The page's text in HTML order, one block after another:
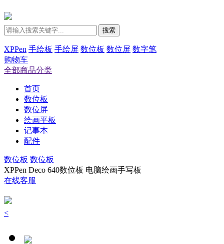
搜索
XPPen 手绘板 手绘屏 数位板 数位屏 数字笔
购物车
全部商品分类
首页
数位板
数位屏
绘画平板
记事本
配件
数位板 数位板
XPPen Deco 640数位板 电脑绘画手写板
在线客服
<